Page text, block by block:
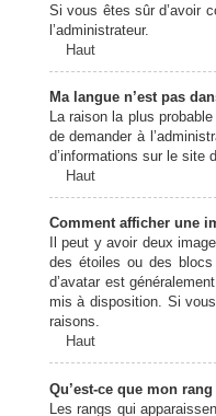
Si vous êtes sûr d’avoir
l’administrateur.
Haut
Ma langue n’est pas
La raison la plus
de demander à
d’informations sur le site
Haut
Comment afficher une
Il peut y avoir deux
des étoiles ou des
d’avatar est
mis à disposition. Si
raisons.
Haut
Qu’est-ce que mon
Les rangs qui